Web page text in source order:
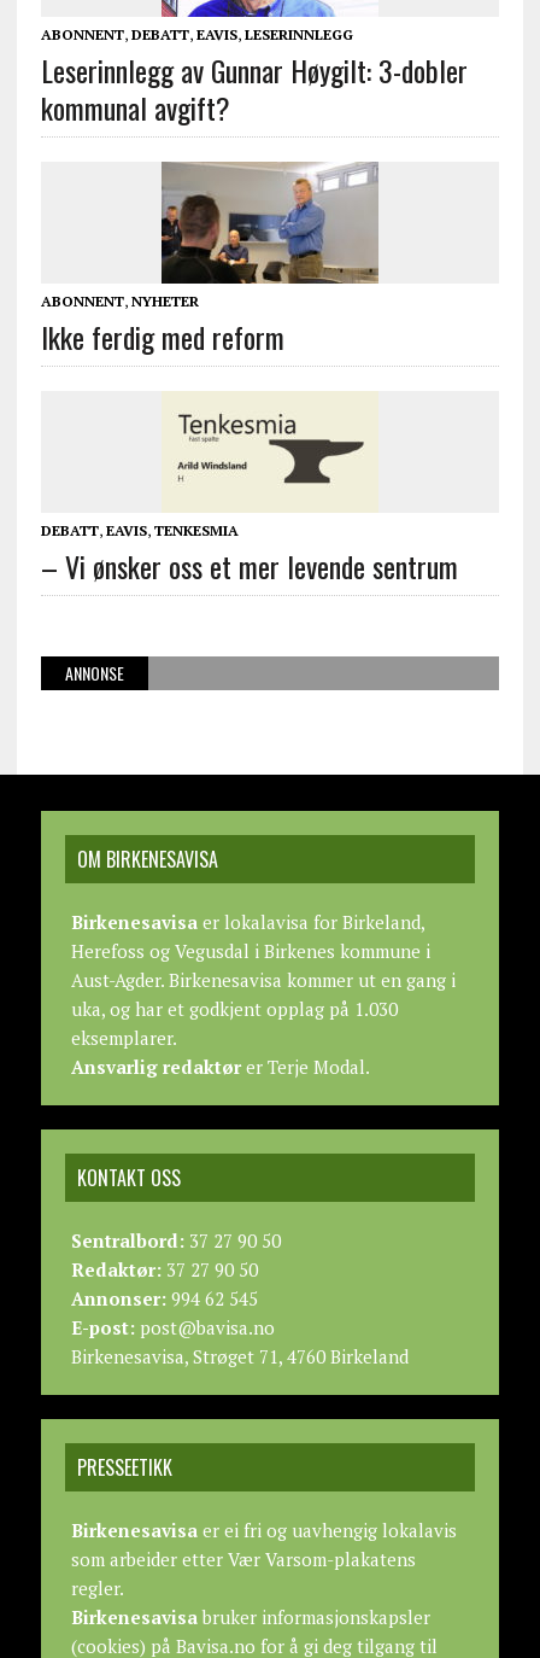
ABONNENT, DEBATT, EAVIS, LESERINNLEGG
Leserinnlegg av Gunnar Høygilt: 3-dobler
kommunal avgift?
ABONNENT, NYHETER
Ikke ferdig med reform
DEBATT, EAVIS, TENKESMIA
– Vi ønsker oss et mer levende sentrum
ANNONSE
OM BIRKENESAVISA
Birkenesavisaer lokalavisa for Birkeland,
Herefoss og Vegusdal i Birkenes kommune i
Aust-Agder. Birkenesavisa kommer ut en gang i
uka, og har et godkjent opplag på 1.030
eksemplarer.
Ansvarlig redaktører Terje Modal.
KONTAKT OSS
Sentralbord:37 27 90 50
Redaktør:37 27 90 50
Annonser:994 62 545
E-post:post@bavisa.no
Birkenesavisa, Strøget 71, 4760 Birkeland
PRESSEETIKK
Birkenesavisaer ei fri og uavhengig lokalavis
som arbeider etter Vær Varsom-plakatens
regler.
Birkenesavisabruker informasjonskapsler
(cookies) på Bavisa.no for å gi deg tilgang til